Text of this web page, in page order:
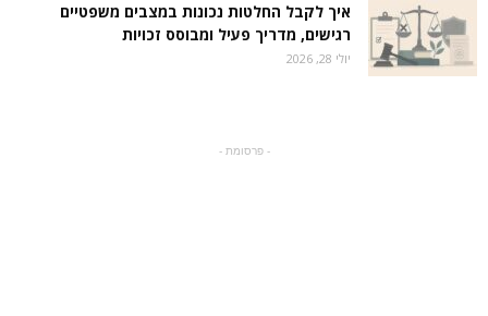
איך לקבל החלטות נכונות במצבים משפטיים
רגישים, מדריך פעיל ומבוסס זכויות
יולי 28, 2026
- פרסומת -